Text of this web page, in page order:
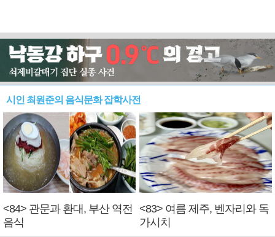
시인 최원준의 음식문화 잡학사전
<84> 관문과 환대, 부산 역전
음식
<83> 여름 제주, 벤자리와 독
가시치